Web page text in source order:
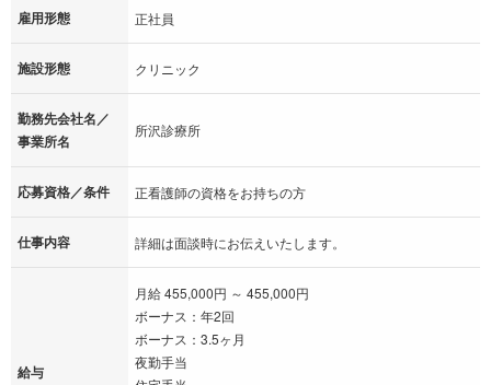
雇用形態 正社員
施設形態 クリニック
勤務先会社名／
事業所名
所沢診療所
応募資格／条件 正看護師の資格をお持ちの方
仕事内容 詳細は面談時にお伝えいたします。
給与
月給 455,000円 ～ 455,000円
ボーナス：年2回
ボーナス：3.5ヶ月
夜勤手当